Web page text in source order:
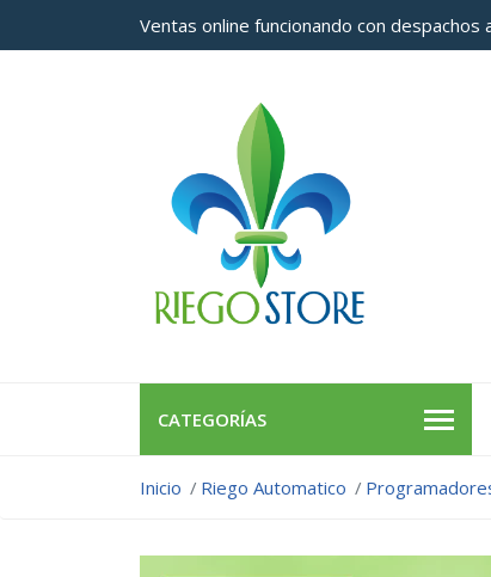
Ventas online funcionando con despachos
CATEGORÍAS
Inicio Riego Automatico